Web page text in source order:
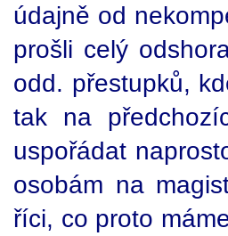
údajně od
prošli celý
odd. přestupků,
tak na
uspořádat
osobám na
říci, co proto